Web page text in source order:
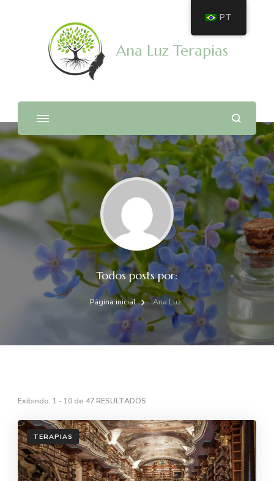
Ana Luz Terapias
Todos posts por:
Página inicial Ana Luz
Exibindo: 1 - 10 de 47 RESULTADOS
TERAPIAS
PT